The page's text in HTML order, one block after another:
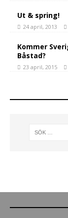
Ut & spring!
24 april, 2013
Kommer
Båstad?
23 april, 2015